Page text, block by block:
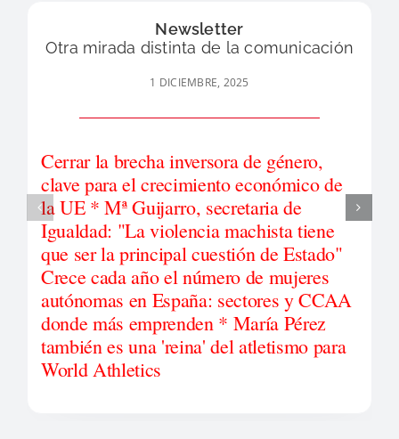
Newsletter
Otra mirada distinta de la comunicación
1 DICIEMBRE, 2025
Cerrar la brecha inversora de género,
clave para el crecimiento económico de
la UE * Mª Guijarro, secretaria de
Igualdad: "La violencia machista tiene
que ser la principal cuestión de Estado"
Crece cada año el número de mujeres
autónomas en España: sectores y CCAA
donde más emprenden * María Pérez
también es una 'reina' del atletismo para
World Athletics